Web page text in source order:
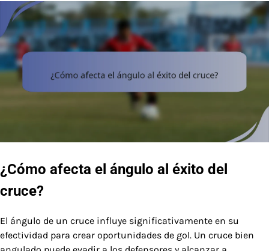
¿Cómo afecta el ángulo al éxito del
cruce?
El ángulo de un cruce influye significativamente en su
efectividad para crear oportunidades de gol. Un cruce bien